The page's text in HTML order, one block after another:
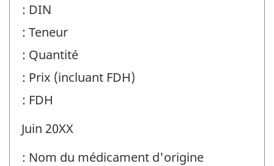
: DIN
: Teneur
: Quantité
: Prix (incluant FDH)
: FDH
Juin 20XX
: Nom du médicament d'origine